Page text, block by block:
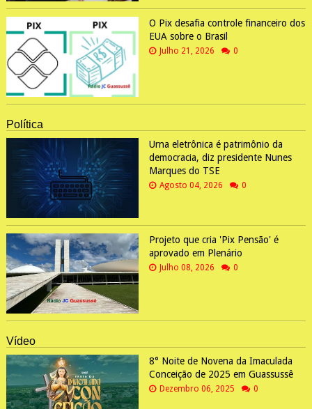
O Pix desafia controle financeiro dos
EUA sobre o Brasil
Julho 21, 2026 0
Política
Urna eletrônica é patrimônio da
democracia, diz presidente Nunes
Marques do TSE
Agosto 04, 2026 0
Projeto que cria 'Pix Pensão' é
aprovado em Plenário
Julho 08, 2026 0
Vídeo
8° Noite de Novena da Imaculada
Conceição de 2025 em Guassussê
Dezembro 06, 2025 0